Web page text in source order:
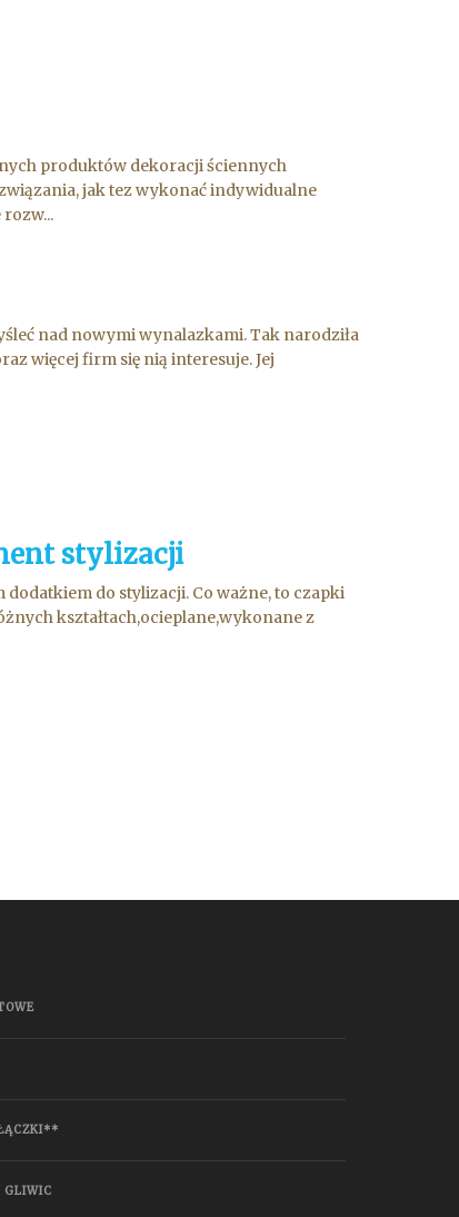
produktów dekoracji ściennych
jak tez wykonać indywidualne
nad nowymi wynalazkami. Tak narodziła
więcej firm się nią interesuje. Jej
stylizacji
do stylizacji. Co ważne, to czapki
kształtach,ocieplane,wykonane z
GLIWIC